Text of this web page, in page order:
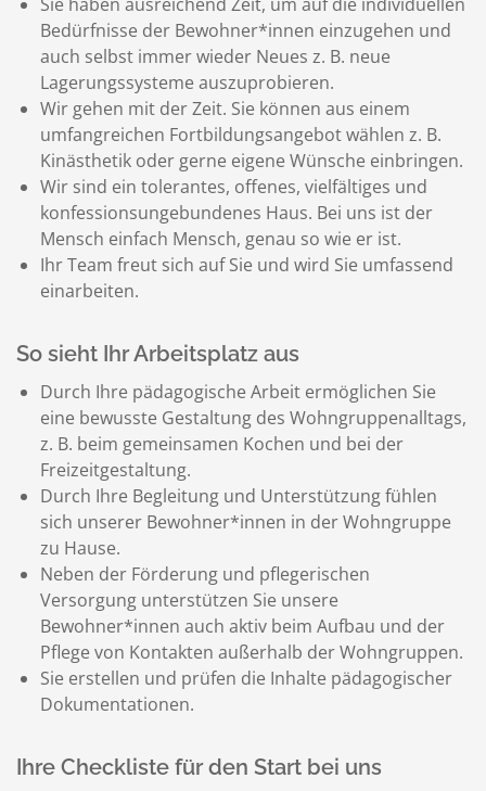
So sieht Ihr Arbeitsplatz aus
Durch Ihre pädagogische Arbeit ermöglichen Sie
eine bewusste Gestaltung des Wohngruppenalltags,
z. B. beim gemeinsamen Kochen und bei der
Freizeitgestaltung.
Durch Ihre Begleitung und Unterstützung fühlen
sich unserer Bewohner*innen in der Wohngruppe
zu Hause.
Neben der Förderung und pflegerischen
Versorgung unterstützen Sie unsere
Bewohner*innen auch aktiv beim Aufbau und der
Pflege von Kontakten außerhalb der Wohngruppen.
Sie erstellen und prüfen die Inhalte pädagogischer
Dokumentationen.
Ihre Checkliste für den Start bei uns
Bedürfnisse der Bewohner*innen einzugehen und
auch selbst immer wieder Neues z. B. neue
Lagerungssysteme auszuprobieren.
Wir gehen mit der Zeit. Sie können aus einem
umfangreichen Fortbildungsangebot wählen z. B.
Kinästhetik oder gerne eigene Wünsche einbringen.
Wir sind ein tolerantes, offenes, vielfältiges und
konfessionsungebundenes Haus. Bei uns ist der
Mensch einfach Mensch, genau so wie er ist.
Ihr Team freut sich auf Sie und wird Sie umfassend
einarbeiten.